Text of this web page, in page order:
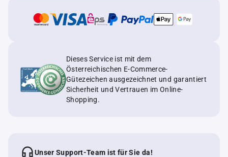
Dieses Service ist mit dem
Österreichischen E-Commerce-
Gütezeichen ausgezeichnet und garantiert
Sicherheit und Vertrauen im Online-
Shopping.
Unser Support-Team ist für Sie da!